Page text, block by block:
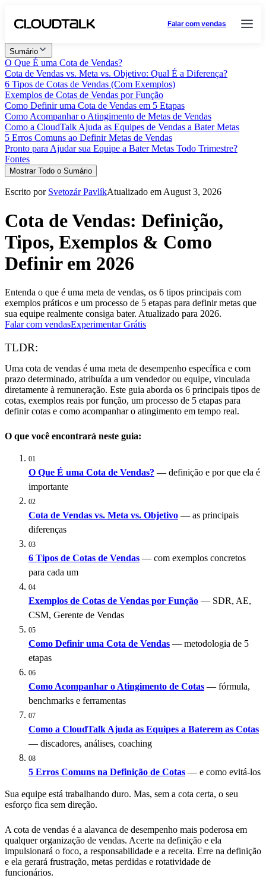
Falar com vendas
Sumário
O Que É uma Cota de Vendas?
Cota de Vendas vs. Meta vs. Objetivo: Qual É a Diferença?
6 Tipos de Cotas de Vendas (Com Exemplos)
Exemplos de Cotas de Vendas por Função
Como Definir uma Cota de Vendas em 5 Etapas
Como Acompanhar o Atingimento de Metas de Vendas
Como a CloudTalk Ajuda as Equipes de Vendas a Bater Metas
5 Erros Comuns ao Definir Metas de Vendas
Pronto para Ajudar sua Equipe a Bater Metas Todo Trimestre?
Fontes
Mostrar Todo o Sumário
Escrito por Svetozár PavlíkAtualizado em August 3, 2026
Cota de Vendas: Definição,
Tipos, Exemplos & Como
Definir em 2026
Entenda o que é uma meta de vendas, os 6 tipos principais com
exemplos práticos e um processo de 5 etapas para definir metas que
sua equipe realmente consiga bater. Atualizado para 2026.
Falar com vendasExperimentar Grátis
TLDR:
Uma cota de vendas é uma meta de desempenho específica e com
prazo determinado, atribuída a um vendedor ou equipe, vinculada
diretamente à remuneração. Este guia aborda os 6 principais tipos de
cotas, exemplos reais por função, um processo de 5 etapas para
definir cotas e como acompanhar o atingimento em tempo real.
O que você encontrará neste guia:
01
O Que É uma Cota de Vendas? — definição e por que ela é
importante
02
Cota de Vendas vs. Meta vs. Objetivo — as principais
diferenças
03
6 Tipos de Cotas de Vendas — com exemplos concretos
para cada um
04
Exemplos de Cotas de Vendas por Função — SDR, AE,
CSM, Gerente de Vendas
05
Como Definir uma Cota de Vendas — metodologia de 5
etapas
06
Como Acompanhar o Atingimento de Cotas — fórmula,
benchmarks e ferramentas
07
Como a CloudTalk Ajuda as Equipes a Baterem as Cotas
— discadores, análises, coaching
08
5 Erros Comuns na Definição de Cotas — e como evitá-los
Sua equipe está trabalhando duro. Mas, sem a cota certa, o seu
esforço fica sem direção.
A cota de vendas é a alavanca de desempenho mais poderosa em
qualquer organização de vendas. Acerte na definição e ela
impulsionará o foco, a responsabilidade e a receita. Erre na definição
e ela gerará frustração, metas perdidas e rotatividade de
funcionários.